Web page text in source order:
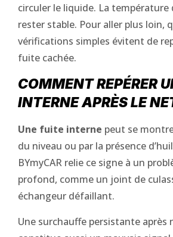
circuler le liquide. La
rester stable. Pour aller plus loin,
vérifications simples évitent de
fuite cachée.
COMMENT REPÉRER
INTERNE APRÈS LE
Une fuite interne peut se
du niveau ou par la présence
BYmyCAR relie ce signe à un
profond, comme un joint de
échangeur défaillant.
Une surchauffe persistante après